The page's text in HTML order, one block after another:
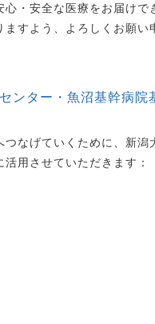
・安全な医療をお届けで
すよう、よろしくお願い
ンター・魚沼基幹病院
なげていくために、新潟
用させていただきます：